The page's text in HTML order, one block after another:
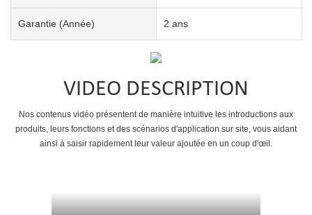
Garantie (année) 2 ans
VIDEO DESCRIPTION
Nos contenus vidéo présentent de manière intuitive les introductions aux
produits, leurs fonctions et des scénarios d'application sur site, vous aidant
ainsi à saisir rapidement leur valeur ajoutée en un coup d'œil.